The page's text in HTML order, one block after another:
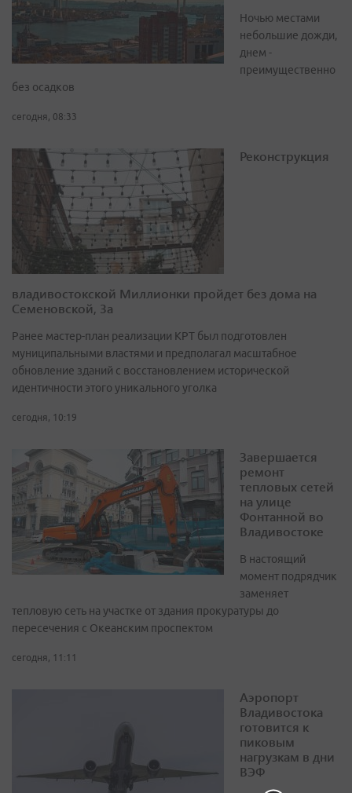
Ночью местами
небольшие дожди,
днем -
преимущественно
без осадков
сегодня, 08:33
Реконструкция
владивостокской Миллионки пройдет без дома на
Семеновской, 3а
Ранее мастер-план реализации КРТ был подготовлен
муниципальными властями и предполагал масштабное
обновление зданий с восстановлением исторической
идентичности этого уникального уголка
сегодня, 10:19
Завершается
ремонт
тепловых сетей
на улице
Фонтанной во
Владивостоке
В настоящий
момент подрядчик
заменяет
тепловую сеть на участке от здания прокуратуры до
пересечения с Океанским проспектом
сегодня, 11:11
Аэропорт
Владивостока
готовится к
пиковым
нагрузкам в дни
ВЭФ